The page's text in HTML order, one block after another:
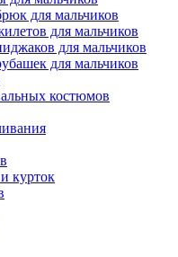
для мальчиков
для мальчиков
для мальчиков
для мальчиков
костюмов
курток